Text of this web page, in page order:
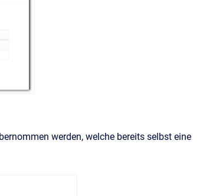
werden, welche bereits selbst eine